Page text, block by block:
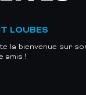
LOUBES
la bienvenue sur
amis !